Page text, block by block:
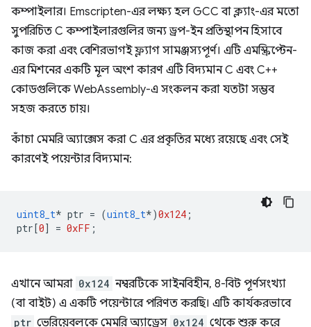
কম্পাইলার। Emscripten-এর লক্ষ্য হল GCC বা ক্ল্যাং-এর মতো
সুপরিচিত C কম্পাইলারগুলির জন্য ড্রপ-ইন প্রতিস্থাপন হিসাবে
কাজ করা এবং বেশিরভাগই ফ্ল্যাগ সামঞ্জস্যপূর্ণ। এটি এমস্ক্রিপ্টেন-
এর মিশনের একটি মূল অংশ কারণ এটি বিদ্যমান C এবং C++
কোডগুলিকে WebAssembly-এ সংকলন করা যতটা সম্ভব
সহজ করতে চায়।
কাঁচা মেমরি অ্যাক্সেস করা C এর প্রকৃতির মধ্যে রয়েছে এবং সেই
কারণেই পয়েন্টার বিদ্যমান:
uint8_t* ptr = (uint8_t*)0x124 ;
ptr[0] = 0xFF ;
এখানে আমরা 0x124 নম্বরটিকে সাইনবিহীন, 8-বিট পূর্ণসংখ্যা
(বা বাইট) এ একটি পয়েন্টারে পরিণত করছি। এটি কার্যকরভাবে
ptr ভেরিয়েবলকে মেমরি অ্যাড্রেস 0x124 থেকে শুরু করে